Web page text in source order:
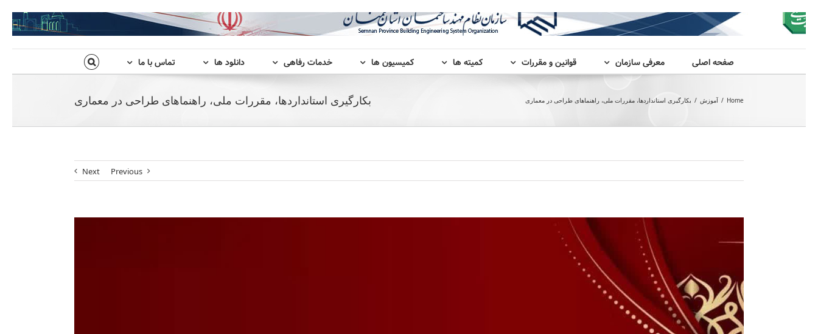
صفحه اصلی معرفی سازمان قوانین و مقررات کمیته ها کمیسیون ها خدمات رفاهی دانلود ها تماس با ما
بکارگیری استانداردها، مقررات ملی، راهنماهای طراحی در معماری Home
/ آموزش / بکارگیری استانداردها، مقررات ملی، راهنماهای طراحی در معماری
Previous
Next
Image